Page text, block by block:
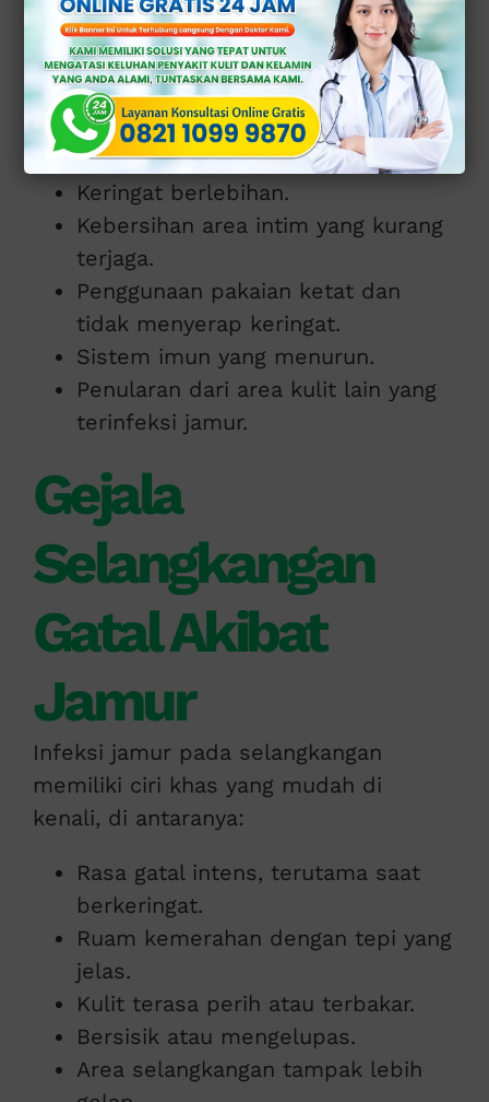
sering di sebuttinea cruris , terjadi
akibat pertumbuhan jamur di area
lipatan kulit yang lembap dan hangat.
Beberapa faktor pemicunya antara lain:
Keringat berlebihan.
Kebersihan area intim yang kurang
terjaga.
Penggunaan pakaian ketat dan
tidak menyerap keringat.
Sistem imun yang menurun.
Penularan dari area kulit lain yang
terinfeksi jamur.
Gejala
Selangkangan
Gatal Akibat
Jamur
Infeksi jamur pada selangkangan
memiliki ciri khas yang mudah di
kenali, di antaranya:
Rasa gatal intens, terutama saat
berkeringat.
Ruam kemerahan dengan tepi yang
jelas.
Kulit terasa perih atau terbakar.
Bersisik atau mengelupas.
Area selangkangan tampak lebih